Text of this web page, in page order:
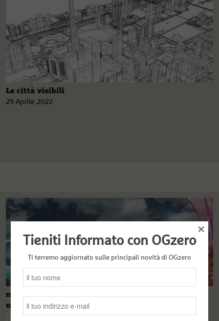
Le città visibili
29 Aprile 2022
n. 18 - Tra monti e boschi alpini. La frontiera che
uccide (I)
Tieniti Informato con OGzero
Ti terremo aggiornato sulle principali novità di OGzero
×